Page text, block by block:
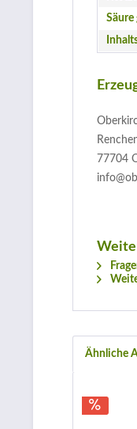
Säure
77704
Ähnliche